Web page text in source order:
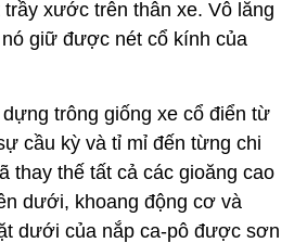
trầy xước trên thân xe. Vô lăng
giữ được nét cổ kính của
trông giống xe cổ điển từ
cầu kỳ và tỉ mỉ đến từng chi
thay thế tất cả các gioăng cao
dưới, khoang động cơ và
dưới của nắp ca-pô được sơn